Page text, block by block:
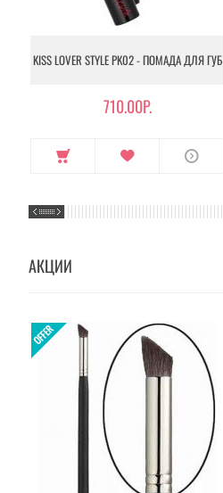
KISS LOVER STYLE PK02 - ПОМАДА ДЛЯ ГУБ
710.00Р.
АКЦИИ